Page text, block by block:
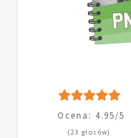
Ocena: 4.95/5
(23 głosów)